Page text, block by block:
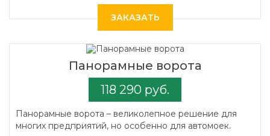
ЗАКАЗАТЬ
Панорамные ворота
118 290 руб.
Панорамные ворота – великолепное решение для
многих предприятий, но особенно для автомоек.